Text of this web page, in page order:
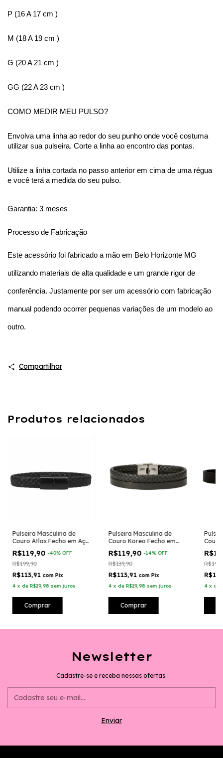
P (16 A 17 cm )
M (18 A 19 cm )
G (20 A 21 cm )
GG (22 A 23 cm )
COMO MEDIR MEU PULSO?
Envolva uma linha ao redor do seu punho onde você costuma
utilizar sua pulseira. Corte a linha ao encontro das pontas.
Utilize a linha cortada no passo anterior em cima de uma régua
e você terá a medida do seu pulso.
Garantia: 3 meses
Processo de Fabricação
Este acessório foi fabricado a mão em Belo Horizonte MG
utilizando materiais de alta qualidade e um grande rigor de
conferência. Justamente por ser um acessório com fabricação
manual podendo ocorrer pequenas variações de um modelo ao
outro.
Compartilhar
Produtos relacionados
Pulseira Masculina de
Couro Atlas Fecho em Aço
R$119,90-40% OFF
R$199,90
R$113,91 com Pix
4 x de R$29,98 sem juros
Comprar
Pulseira Masculina de
Couro Koreo Fecho em
R$119,90-14% OFF
R$139,90
R$113,91 com Pix
4 x de R$29,98 sem juros
Comprar
Couro
4 x de
Newsletter
Cadastre-se e receba nossas ofertas.